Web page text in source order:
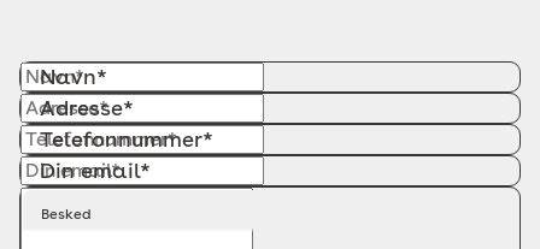
Navn*
Adresse*
Telefonnummer*
Din email*
Besked